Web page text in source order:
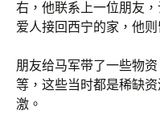
右，他联系上一位朋友
爱人接回西宁的家，他
朋友给马军带了一些物
等，这些当时都是稀缺
激。